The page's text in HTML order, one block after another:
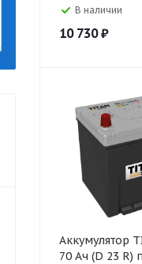
В наличии
10 730₽
Аккумулятор
70 Ач (D 23 R)